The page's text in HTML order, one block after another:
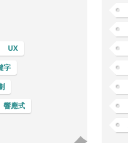
及其需求，以確
目標。競爭分
用情況，了解他
越的機會。關鍵
UX
字
響應式
播
驗
敏
找
置
質
容
供
等